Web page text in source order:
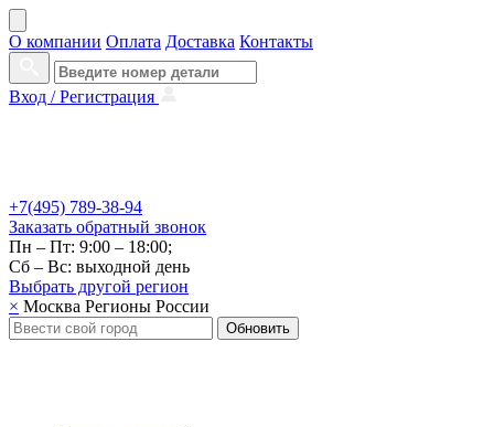
О компании Оплата Доставка Контакты
Вход /Регистрация
+7(495) 789-38-94
Заказать обратный звонок
Пн – Пт: 9:00 – 18:00;
Сб – Вс: выходной день
Выбрать другой регион
× Москва Регионы России
Обновить